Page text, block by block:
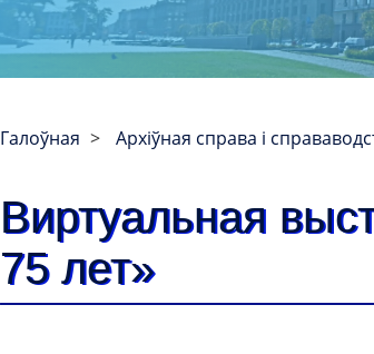
Галоўная Архіўная справа і
Виртуальная
75 лет»